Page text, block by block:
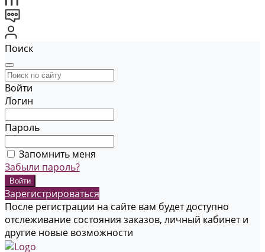
Поиск
Войти
Логин
Пароль
Запомнить меня
Забыли пароль?
Зарегистрироваться
После регистрации на сайте вам будет доступно
отслеживание состояния заказов, личный кабинет и
другие новые возможности